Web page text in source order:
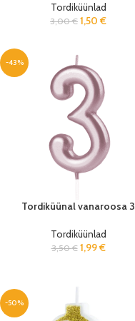
Tordiküünlad
3,00€ 1,50 €
-43%
Tordiküünal vanaroosa 3
Tordiküünlad
3,50€ 1,99€
-50%